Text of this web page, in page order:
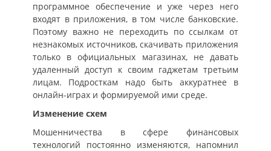
программное обеспечение и уже через него
входят в приложения, в том числе банковские.
Поэтому важно не переходить по ссылкам от
незнакомых источников, скачивать приложения
только в официальных магазинах, не давать
удаленный доступ к своим гаджетам третьим
лицам. Подросткам надо быть аккуратнее в
онлайн-играх и формируемой ими среде.
Изменение схем
Мошенничества в сфере финансовых
технологий постоянно изменяются, напомнил